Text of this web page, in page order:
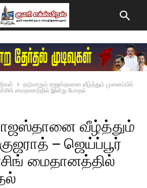
தடுமாறும் ராஜஸ்தானை வீழ்த்தும் முனைப்பில்
மைதானத்தில் இன்று மோதல்
வீழ்த்தும்
– ஜெய்ப்பூர்
மைதானத்தில்